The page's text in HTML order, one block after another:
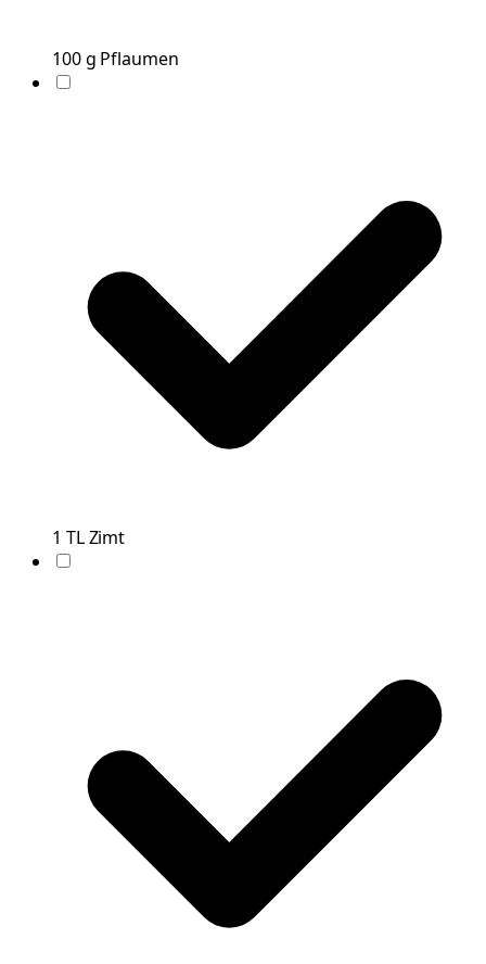
100g Pflaumen
1 TLZimt